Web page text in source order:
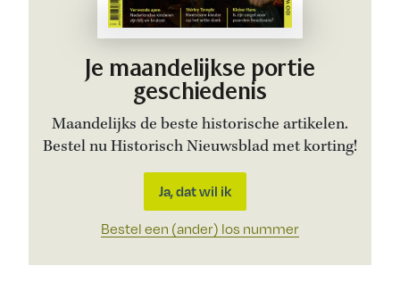
Je maandelijkse portie
geschiedenis
Maandelijks de beste historische artikelen.
Bestel nu Historisch Nieuwsblad met korting!
Ja, dat wil ik
Bestel een (ander) los nummer